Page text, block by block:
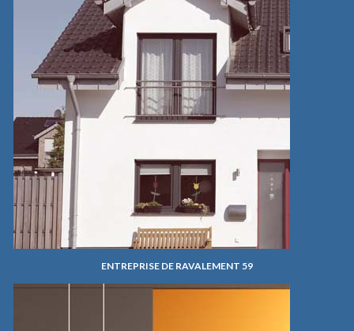
ENTREPRISE DE RAVALEMENT 59